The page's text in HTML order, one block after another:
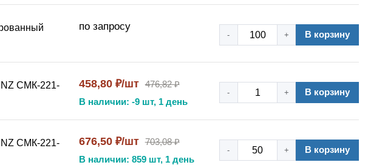
по запросу
- + В корзину
NZ СМК-221-
458,80 ₽/шт 476,82 ₽
В наличии: -9 шт, 1 день
- + В корзину
NZ СМК-221-
676,50 ₽/шт 703,08 ₽
В наличии: 859 шт, 1 день
- + В корзину